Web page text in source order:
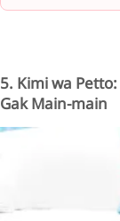
5. Kimi wa
Gak Main-main